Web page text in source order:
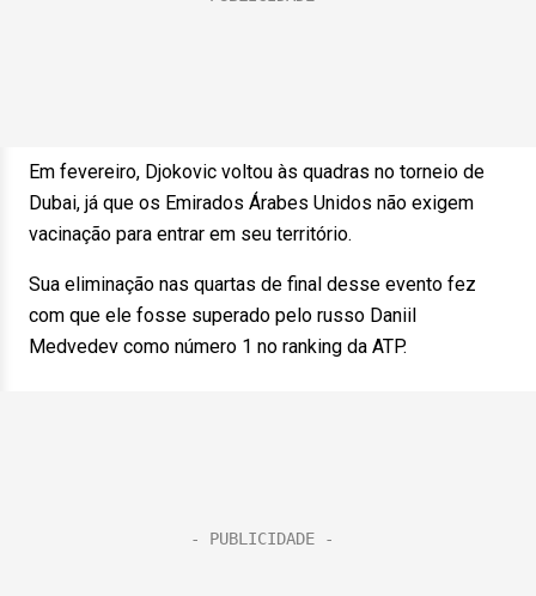
Em fevereiro, Djokovic voltou às quadras no torneio de
Dubai, já que os Emirados Árabes Unidos não exigem
vacinação para entrar em seu território.
Sua eliminação nas quartas de final desse evento fez
com que ele fosse superado pelo russo Daniil
Medvedev como número 1 no ranking da ATP.